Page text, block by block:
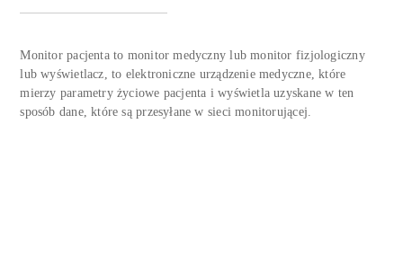
Monitor pacjenta to monitor medyczny lub monitor fizjologiczny
lub wyświetlacz, to elektroniczne urządzenie medyczne, które
mierzy parametry życiowe pacjenta i wyświetla uzyskane w ten
sposób dane, które są przesyłane w sieci monitorującej.